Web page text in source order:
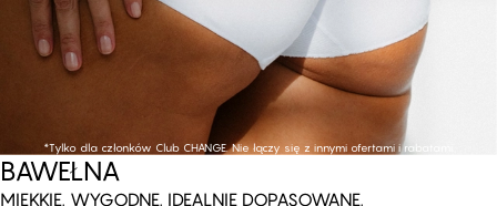
*Tylko dla członków Club CHANGE. Nie łączy się z innymi ofertami i rabatami.
BAWEŁNA
MIĘKKIE. WYGODNE. IDEALNIE DOPASOWANE.